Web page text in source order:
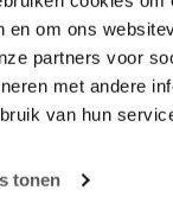
en om ons
partners voor
met andere
van hun
tonen